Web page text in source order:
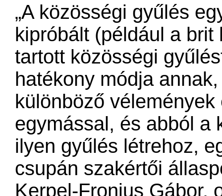
„A közösségi gyűlés
kipróbált (például a
tartott közösségi
hatékony módja
különböző
egymással, és abból a
ilyen gyűlés létrehoz,
csupán szakértői
Kerpel-Fronius Gábor,